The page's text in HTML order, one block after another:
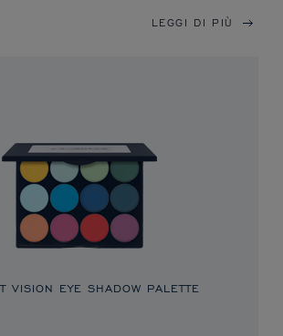
LEGGI DI PIÙ
VISION EYE SHADOW PALETTE